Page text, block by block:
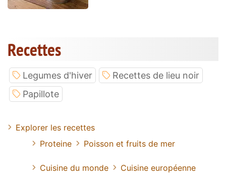
Recettes
Legumes d'hiver
Recettes de lieu noir
Papillote
Explorer les recettes
Proteine
Poisson et fruits de mer
Cuisine du monde Cuisine européenne